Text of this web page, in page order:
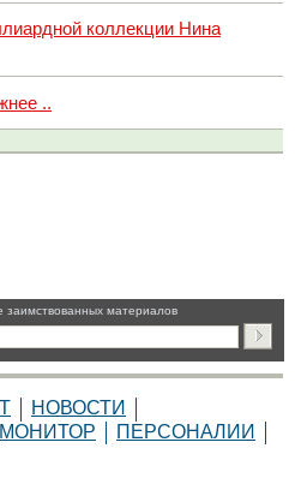
коллекции Нина
..
заимствованных материалов
НОВОСТИ
МОНИТОР
ПЕРСОНАЛИИ